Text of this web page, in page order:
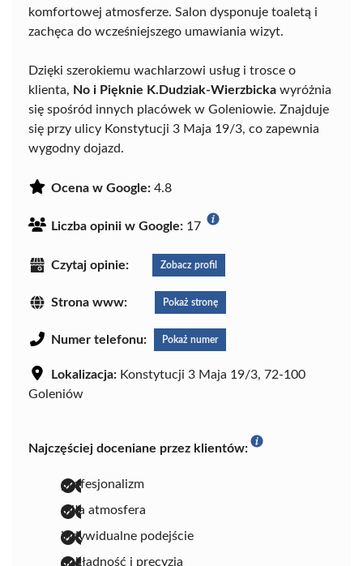
komfortowej atmosferze. Salon dysponuje toaletą i
zachęca do wcześniejszego umawiania wizyt.
Dzięki szerokiemu wachlarzowi usług i trosce o
klienta, No i Pięknie K.Dudziak-Wierzbicka wyróżnia
się spośród innych placówek w Goleniowie. Znajduje
się przy ulicy Konstytucji 3 Maja 19/3, co zapewnia
wygodny dojazd.
Ocena w Google: 4.8
Liczba opinii w Google: 17
Czytaj opinie: Zobacz profil
Strona www: Pokaż stronę
Numer telefonu: Pokaż numer
Lokalizacja: Konstytucji 3 Maja 19/3, 72-100
Goleniów
Najczęściej doceniane przez klientów:
profesjonalizm
miła atmosfera
indywidualne podejście
dokładność i precyzja